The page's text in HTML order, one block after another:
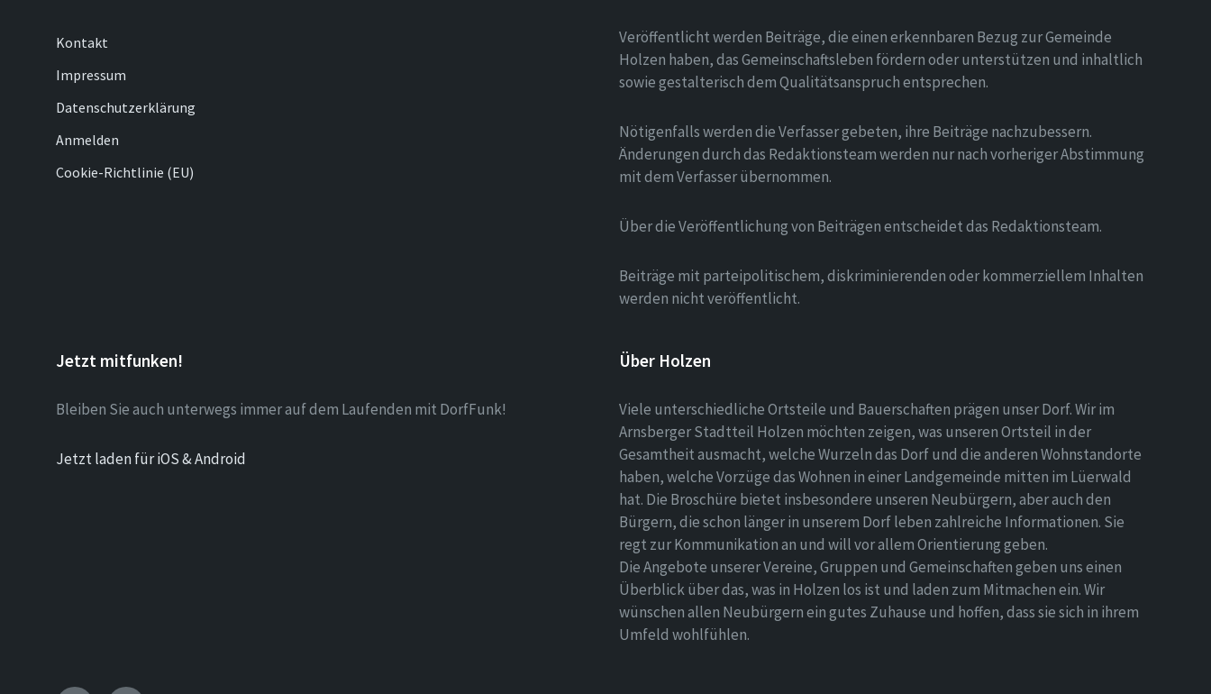
Kontakt
Impressum
Datenschutzerklärung
Anmelden
Cookie-Richtlinie (EU)
Veröffentlicht werden Beiträge, die einen erkennbaren Bezug zur Gemeinde
Holzen haben, das Gemeinschaftsleben fördern oder unterstützen und inhaltlich
sowie gestalterisch dem Qualitätsanspruch entsprechen.
Nötigenfalls werden die Verfasser gebeten, ihre Beiträge nachzubessern.
Änderungen durch das Redaktionsteam werden nur nach vorheriger Abstimmung
mit dem Verfasser übernommen.
Über die Veröffentlichung von Beiträgen entscheidet das Redaktionsteam.
Beiträge mit parteipolitischem, diskriminierenden oder kommerziellem Inhalten
werden nicht veröffentlicht.
Jetzt mitfunken!
Bleiben Sie auch unterwegs immer auf dem Laufenden mit DorfFunk!
Jetzt laden für iOS & Android
Über Holzen
Viele unterschiedliche Ortsteile und Bauerschaften prägen unser Dorf. Wir im
Arnsberger Stadtteil Holzen möchten zeigen, was unseren Ortsteil in der
Gesamtheit ausmacht, welche Wurzeln das Dorf und die anderen Wohnstandorte
haben, welche Vorzüge das Wohnen in einer Landgemeinde mitten im Lüerwald
hat. Die Broschüre bietet insbesondere unseren Neubürgern, aber auch den
Bürgern, die schon länger in unserem Dorf leben zahlreiche Informationen. Sie
regt zur Kommunikation an und will vor allem Orientierung geben.
Die Angebote unserer Vereine, Gruppen und Gemeinschaften geben uns einen
Überblick über das, was in Holzen los ist und laden zum Mitmachen ein. Wir
wünschen allen Neubürgern ein gutes Zuhause und hoffen, dass sie sich in ihrem
Umfeld wohlfühlen.